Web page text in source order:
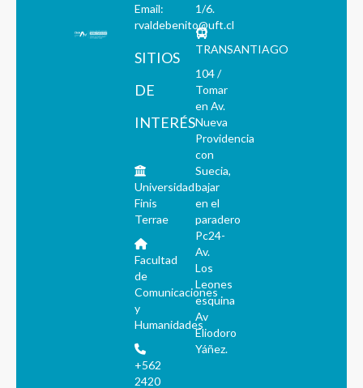
Email:
rvaldebenito@uft.cl
SITIOS
DE
INTERÉS
Universidad
Finis
Terrae
Facultad
de
Comunicaciones
y
Humanidades
+562
2420
1/6.
TRANSANTIAGO
104 /
Tomar
en Av.
Nueva
Providencia
con
Suecia,
bajar
en el
paradero
Pc24-
Av.
Los
Leones
esquina
Av
Eliodoro
Yáñez.